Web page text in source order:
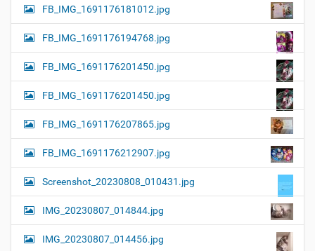
FB_IMG_1691176181012.jpg
FB_IMG_1691176194768.jpg
FB_IMG_1691176201450.jpg
FB_IMG_1691176201450.jpg
FB_IMG_1691176207865.jpg
FB_IMG_1691176212907.jpg
Screenshot_20230808_010431.jpg
IMG_20230807_014844.jpg
IMG_20230807_014456.jpg